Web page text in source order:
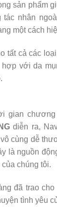
sản phẩm
tác nhân
một cách
tất cả các
với da
gian chương
diễn ra,
cùng dễ
là nguồn
chúng tôi.
đã trao
tình yêu